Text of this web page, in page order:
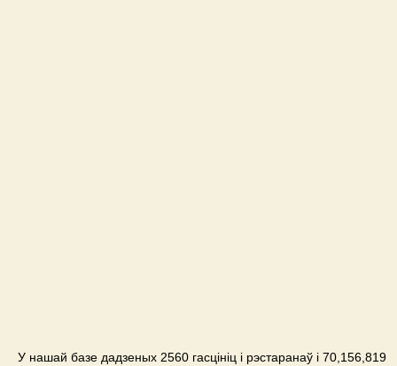
У нашай базе дадзеных 2560 гасцініц і рэстаранаў і 70,156,819